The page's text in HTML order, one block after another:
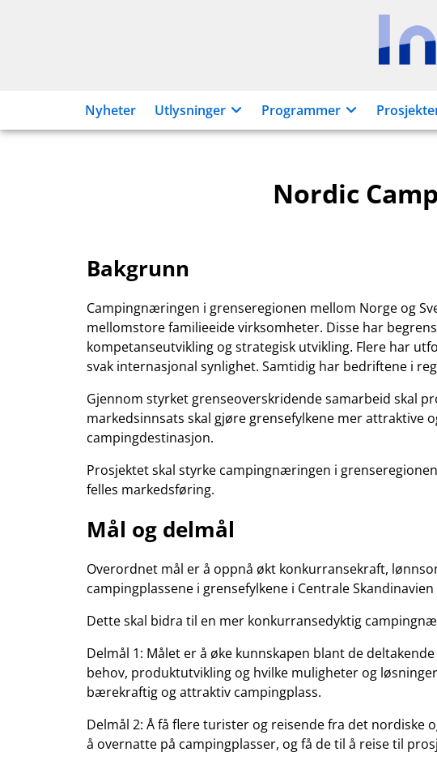
Nyheter Utlysninger Programmer
Nordic
Bakgrunn
Campingnæringen i grenseregionen mellom Norge og
mellomstore familieeide virksomheter. Disse har
kompetanseutvikling og strategisk utvikling. Flere har
svak internasjonal synlighet. Samtidig har bedriftene i
Gjennom styrket grenseoverskridende samarbeid skal
markedsinnsats skal gjøre grensefylkene mer attraktive
campingdestinasjon.
Prosjektet skal styrke campingnæringen i
felles markedsføring.
Mål og delmål
Overordnet mål er å oppnå økt konkurransekraft,
campingplassene i grensefylkene i Centrale
Dette skal bidra til en mer konkurransedyktig
Delmål 1: Målet er å øke kunnskapen blant de
behov, produktutvikling og hvilke muligheter og
bærekraftig og attraktiv campingplass.
Delmål 2: Å få flere turister og reisende fra det nordiske
å overnatte på campingplasser, og få de til å reise til